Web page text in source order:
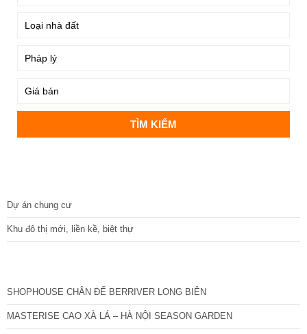
Dự án chung cư
Khu đô thị mới, liền kề, biệt thự
SHOPHOUSE CHÂN ĐẾ BERRIVER LONG BIÊN
MASTERISE CAO XÀ LÁ – HÀ NỘI SEASON GARDEN